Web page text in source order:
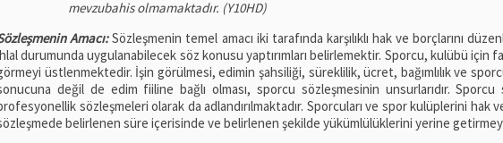
mevzubahis olmamaktadır. (Y10HD)
Amacı:Sözleşmenin temel amacı iki tarafında karşılıklı hak ve borçlarını
durumunda uygulanabilecek söz konusu yaptırımları belirlemektir. Sporcu, kulübü için
üstlenmektedir. İşin görülmesi, edimin şahsiliği, süreklilik, ücret, bağımlılık ve
değil de edim fiiline bağlı olması, sporcu sözleşmesinin unsurlarıdır. Sporcu
sözleşmeleri olarak da adlandırılmaktadır. Sporcuları ve spor kulüplerini hak
belirlenen süre içerisinde ve belirlenen şekilde yükümlülüklerini yerine